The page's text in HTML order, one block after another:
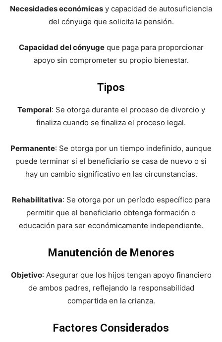
Necesidades económicas y capacidad de autosuficiencia
del cónyuge que solicita la pensión.
Capacidad del cónyugeque paga para proporcionar
apoyo sin comprometer su propio bienestar.
Tipos
Temporal: Se otorga durante el proceso de divorcio y
finaliza cuando se finaliza el proceso legal.
Permanente: Se otorga por un tiempo indefinido, aunque
puede terminar si el beneficiario se casa de nuevo o si
hay un cambio significativo en las circunstancias.
Rehabilitativa: Se otorga por un período específico para
permitir que el beneficiario obtenga formación o
educación para ser económicamente independiente.
Manutención de Menores
Objetivo: Asegurar que los hijos tengan apoyo financiero
de ambos padres, reflejando la responsabilidad
compartida en la crianza.
Factores Considerados